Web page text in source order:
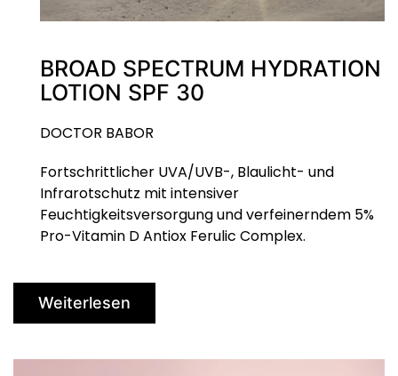
BROAD SPECTRUM HYDRATION
LOTION SPF 30
DOCTOR BABOR
Fortschrittlicher UVA/UVB-, Blaulicht- und
Infrarotschutz mit intensiver
Feuchtigkeitsversorgung und verfeinerndem 5%
Pro-Vitamin D Antiox Ferulic Complex.
Weiterlesen